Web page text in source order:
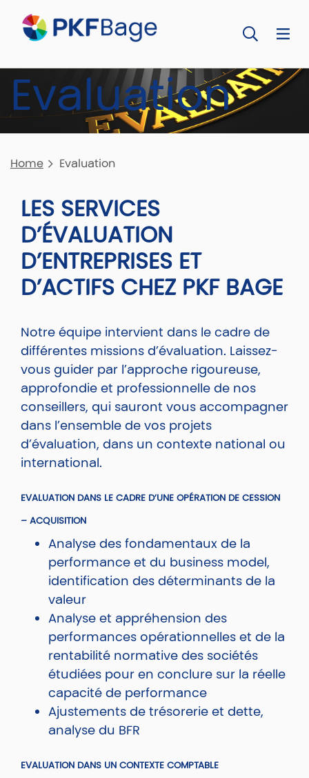
Evaluation
Home Evaluation
LES SERVICES
D’ÉVALUATION
D’ENTREPRISES ET
D’ACTIFS CHEZ PKF BAGE
Notre équipe intervient dans le cadre de
différentes missions d’évaluation. Laissez-
vous guider par l’approche rigoureuse,
approfondie et professionnelle de nos
conseillers, qui sauront vous accompagner
dans l’ensemble de vos projets
d’évaluation, dans un contexte national ou
international.
EVALUATION DANS LE CADRE D’UNE OPÉRATION DE CESSION
– ACQUISITION
Analyse des fondamentaux de la
performance et du business model,
identification des déterminants de la
valeur
Analyse et appréhension des
performances opérationnelles et de la
rentabilité normative des sociétés
étudiées pour en conclure sur la réelle
capacité de performance
Ajustements de trésorerie et dette,
analyse du BFR
EVALUATION DANS UN CONTEXTE COMPTABLE